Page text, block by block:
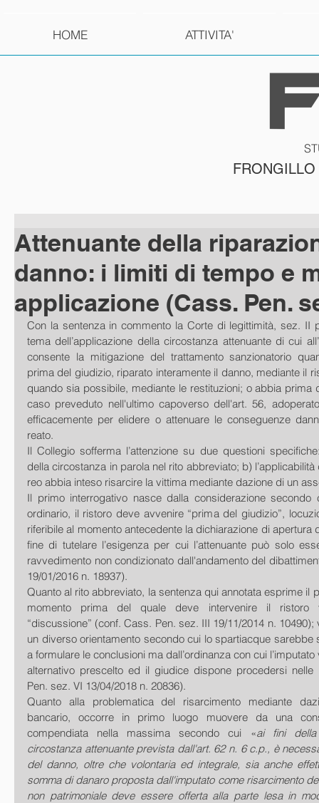
HOME ATTIVITA'
Attenuante della
danno: i limiti di tempo e
applicazione (Cass. Pen.
Con la sentenza in commento la Corte di legittimità, sez. II
tema dell’applicazione della circostanza attenuante di cui
consente la mitigazione del trattamento sanzionatorio
prima del giudizio, riparato interamente il danno, mediante il
quando sia possibile, mediante le restituzioni; o abbia prima
caso preveduto nell'ultimo capoverso dell'art. 56,
efficacemente per elidere o attenuare le conseguenze
reato.
Il Collegio sofferma l’attenzione su due questioni
della circostanza in parola nel rito abbreviato; b)
reo abbia inteso risarcire la vittima mediante dazione di un
Il primo interrogativo nasce dalla considerazione
ordinario, il ristoro deve avvenire “prima del giudizio”,
riferibile al momento antecedente la dichiarazione di apertura
fine di tutelare l’esigenza per cui l’attenuante può solo
ravvedimento non condizionato dall'andamento del
19/01/2016 n. 18937).
Quanto al rito abbreviato, la sentenza qui annotata esprime il
momento prima del quale deve intervenire il ristoro
“discussione” (conf. Cass. Pen. sez. III 19/11/2014 n.
un diverso orientamento secondo cui lo spartiacque sarebbe
a formulare le conclusioni ma dall’ordinanza con cui
alternativo prescelto ed il giudice dispone procedersi nelle
Pen. sez. VI 13/04/2018 n. 20836).
Quanto alla problematica del risarcimento mediante
bancario, occorre in primo luogo muovere da una
compendiata nella massima secondo cui «ai fini della
circostanza attenuante prevista dall'art. 62 n. 6 c.p., è
del danno, oltre che volontaria ed integrale, sia anche
somma di danaro proposta dall'imputato come risarcimento
non patrimoniale deve essere offerta alla parte lesa in